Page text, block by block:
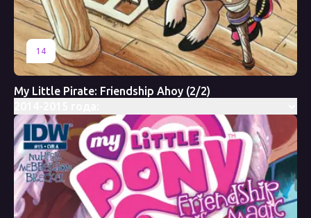
14
My Little Pirate: Friendship Ahoy (2/2)